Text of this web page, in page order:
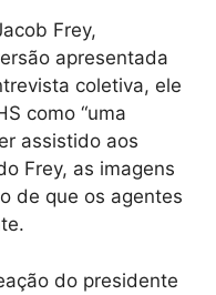
Frey,
apresentada
coletiva, ele
como “uma
assistido aos
Frey, as imagens
de que os agentes
do presidente